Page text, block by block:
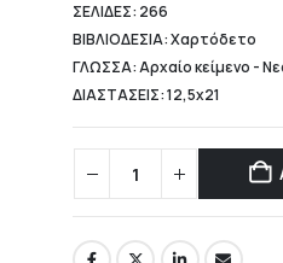
ΣΕΛΙΔΕΣ: 266
ΒΙΒΛΙΟΔΕΣΙΑ: Χαρτόδετο
ΓΛΩΣΣΑ: Αρχαίο κείμενο -
ΔΙΑΣΤΑΣΕΙΣ: 12,5x21